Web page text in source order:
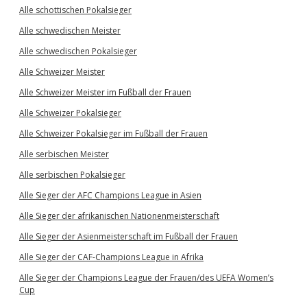
Alle schottischen Pokalsieger
Alle schwedischen Meister
Alle schwedischen Pokalsieger
Alle Schweizer Meister
Alle Schweizer Meister im Fußball der Frauen
Alle Schweizer Pokalsieger
Alle Schweizer Pokalsieger im Fußball der Frauen
Alle serbischen Meister
Alle serbischen Pokalsieger
Alle Sieger der AFC Champions League in Asien
Alle Sieger der afrikanischen Nationenmeisterschaft
Alle Sieger der Asienmeisterschaft im Fußball der Frauen
Alle Sieger der CAF-Champions League in Afrika
Alle Sieger der Champions League der Frauen/des UEFA Women’s
Cup